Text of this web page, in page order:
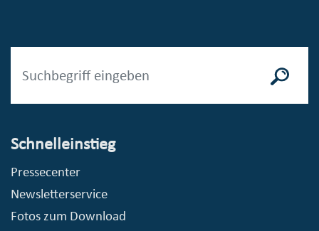
Schnelleinstieg
Pressecenter
Newsletterservice
Fotos zum Download